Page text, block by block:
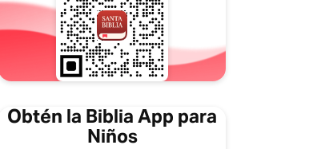
Obtén la Biblia App para
Niños